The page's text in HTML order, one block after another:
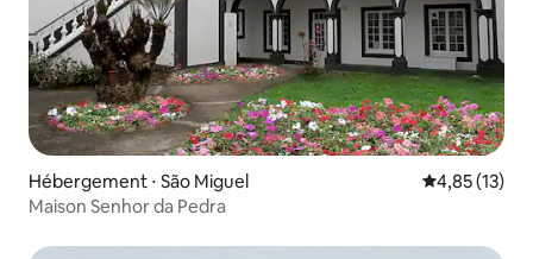
Hébergement ⋅ São Miguel Évaluation
4,85 (13)
Maison Senhor da Pedra